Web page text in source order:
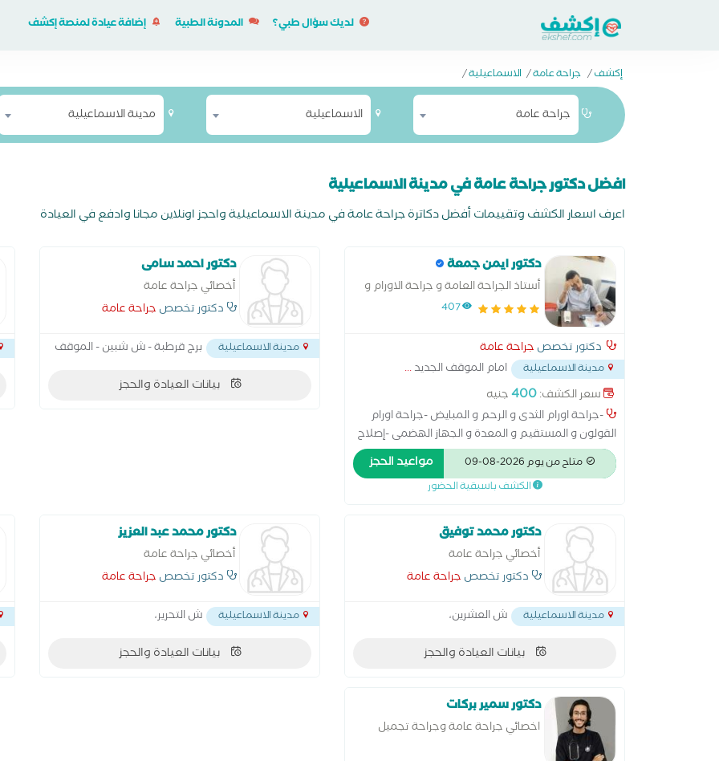
لديك سؤال طبي؟ المدونة الطبية إضافة عيادة لمنصة إكشف
إكشف/ جراحة عامة/ الاسماعيلية/
جراحة عامة الاسماعيلية مدينة الاسماعيلية
افضل دكتور جراحة عامة في مدينة الاسماعيلية
اعرف اسعار الكشف وتقييمات أفضل دكاترة جراحة عامة في مدينة الاسماعيلية واحجز اونلاين مجانا وادفع في العيادة
دكتور ايمن جمعة
أستاذ الجراحة العامة و جراحة الاورام و
المناظير
407
دكتور تخصص جراحة عامة
مدينة الاسماعيلية امام الموقف الجديد...
سعر الكشف:400جنيه
-جراحة اورام الثدى و الرحم و المبايض -جراحة اورام
القولون و المستقيم و المعدة و الجهاز الهضمى -إصلاح
الفتق الجراحى بجميع أنواعة -استئصال الغدة الدرقية و
النكفية و الغدد اللعابية و اورام الرأس و الرقبة -استئصال
المرارة و الزائدة الدودية جراحة و بالمنظار -استئصال اورام
الانسداد المعوى و البطن الجراحية -التعامل مع حالات
طوارئ الجراحة بأنواعها
متاح من يوم 2026-08-09 مواعيد الحجز
الكشف باسبقية الحضور
دكتور احمد سامى
أخصائي جراحة عامة
دكتور تخصص جراحة عامة
مدينة الاسماعيلية برج قرطبة - ش شبين - الموقف
بيانات العيادة والحجز
دكتور محمد توفيق
أخصائي جراحة عامة
دكتور تخصص جراحة عامة
مدينة الاسماعيلية ش العشرين،
بيانات العيادة والحجز
دكتور محمد عبد العزيز
أخصائي جراحة عامة
دكتور تخصص جراحة عامة
مدينة الاسماعيلية ش التحرير،
بيانات العيادة والحجز
دكتور سمير بركات
اخصائي جراحة عامة وجراحة تجميل